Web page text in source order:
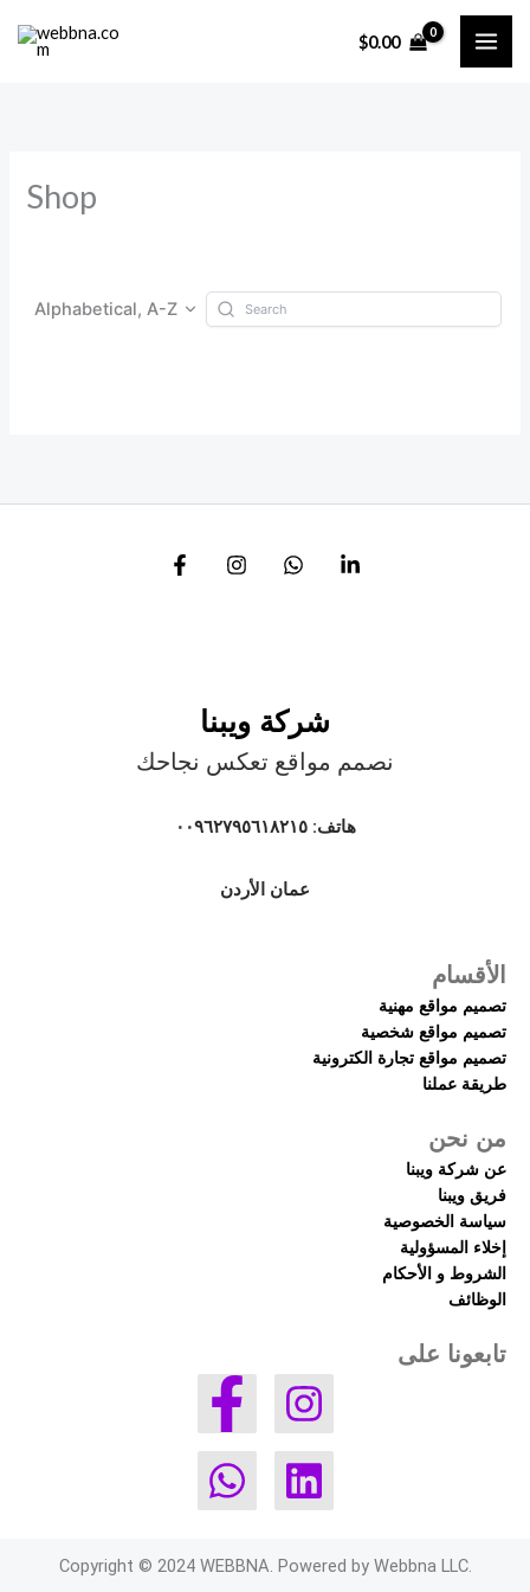
$0.00
Shop
Alphabetical, A-Z
شركة ويبنا
نصمم مواقع تعكس نجاحك
هاتف: ٠٠٩٦٢٧٩٥٦١٨٢١٥
عمان الأردن
الأقسام
تصميم مواقع مهنية
تصميم مواقع شخصية
تصميم مواقع تجارة الكترونية
طريقة عملنا
من نحن
عن شركة ويبنا
فريق ويبنا
سياسة الخصوصية
إخلاء المسؤولية
الشروط و الأحكام
الوظائف
تابعونا على
Copyright © 2024 WEBBNA. Powered by Webbna LLC.